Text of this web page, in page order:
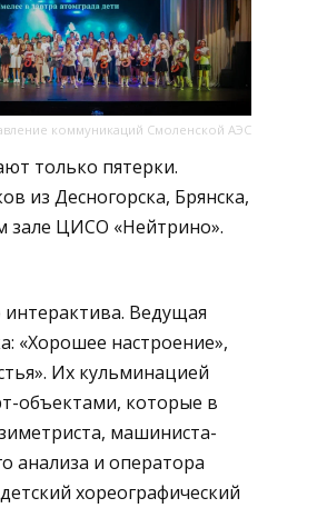
коммуникаций Смоленской АЭС
только пятерки.
из Десногорска, Брянска,
зале ЦИСО «Нейтрино».
Ведущая
«Хорошее настроение»,
Их кульминацией
объектами, которые в
машиниста-
анализа и оператора
хореографический